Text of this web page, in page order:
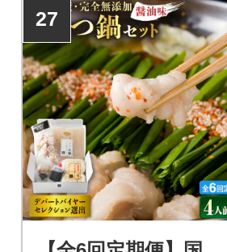
ぷりで甘い極上のもつに仕上
がっております。
27